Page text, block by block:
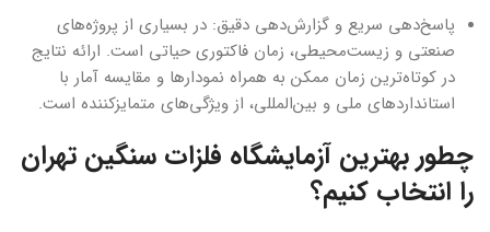
پاسخ‌دهی سریع و گزارش‌دهی دقیق: در بسیاری از پروژه‌های
صنعتی و زیست‌محیطی، زمان فاکتوری حیاتی است. ارائه نتایج
در کوتاه‌ترین زمان ممکن به همراه نمودارها و مقایسه آمار با
استانداردهای ملی و بین‌المللی، از ویژگی‌های متمایزکننده است.
چطور بهترین آزمایشگاه فلزات سنگین تهران
را انتخاب کنیم؟